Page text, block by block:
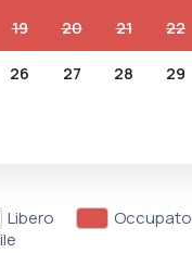
19 20 21 22
26 27 28 29
Libero
Occupato